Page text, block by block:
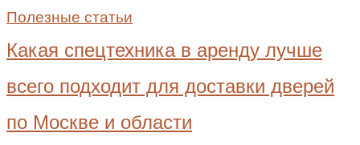
Полезные статьи
Какая спецтехника в аренду лучше
всего подходит для доставки дверей
по Москве и области